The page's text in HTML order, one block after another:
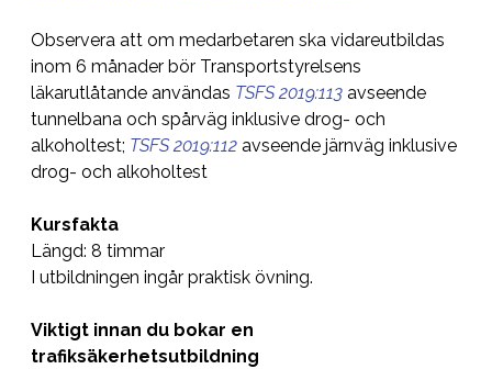
Observera att om medarbetaren ska vidareutbildas
inom 6 månader bör Transportstyrelsens
läkarutlåtande användas TSFS 2019:113 avseende
tunnelbana och spårväg inklusive drog- och
alkoholtest; TSFS 2019:112 avseende järnväg inklusive
drog- och alkoholtest
Kursfakta
Längd: 8 timmar
I utbildningen ingår praktisk övning.
Viktigt innan du bokar en
trafiksäkerhetsutbildning